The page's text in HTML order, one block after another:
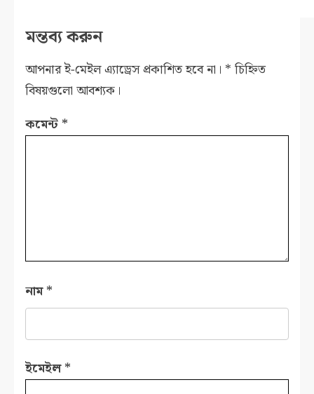
মন্তব্য করুন
আপনার ই-মেইল এ্যাড্রেস প্রকাশিত হবে না। * চিহ্নিত
বিষয়গুলো আবশ্যক।
কমেন্ট *
নাম*
ইমেইল*